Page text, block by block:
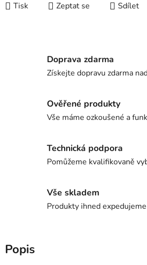
Tisk Zeptat se Sdílet
Doprava zdarma
Získejte dopravu zdarma
Ověřené produkty
Vše máme ozkoušené a
Technická podpora
Pomůžeme kvalifikovaně
Vše skladem
Produkty ihned expedujeme
Popis